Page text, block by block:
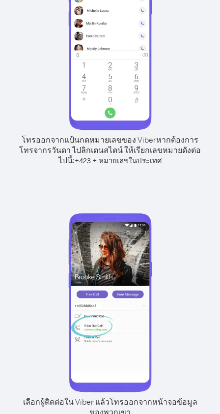
โทรออกจากแป้นกดหมายเลขของ Viberหากต้องการ
โทรจากรวันดา ไปลิกเตนสไตน์ ให้เรียกเลขหมายดังต่อ
ไปนี้:+423+ หมายเลขในประเทศ
เลือกผู้ติดต่อใน Viber แล้วโทรออกจากหน้าจอข้อมูล
ของพวกเขา